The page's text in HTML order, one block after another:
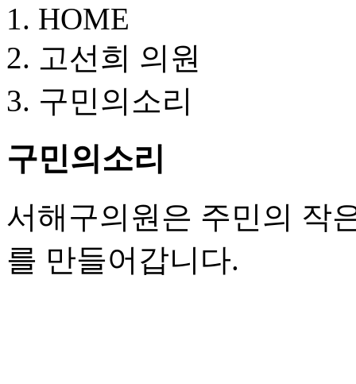
HOME
고선희 의원
구민의소리
구민의소리
서해구의원은 주민의 작
를 만들어갑니다.